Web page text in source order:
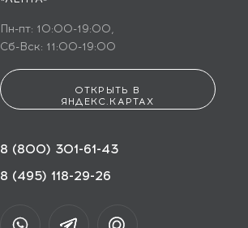
Пн-пт: 10:00-19:00,
Сб-Вск: 11:00-19:00
ОТКРЫТЬ В
ЯНДЕКС.КАРТАХ
8 (800) 301-61-43
8 (495) 118-29-26